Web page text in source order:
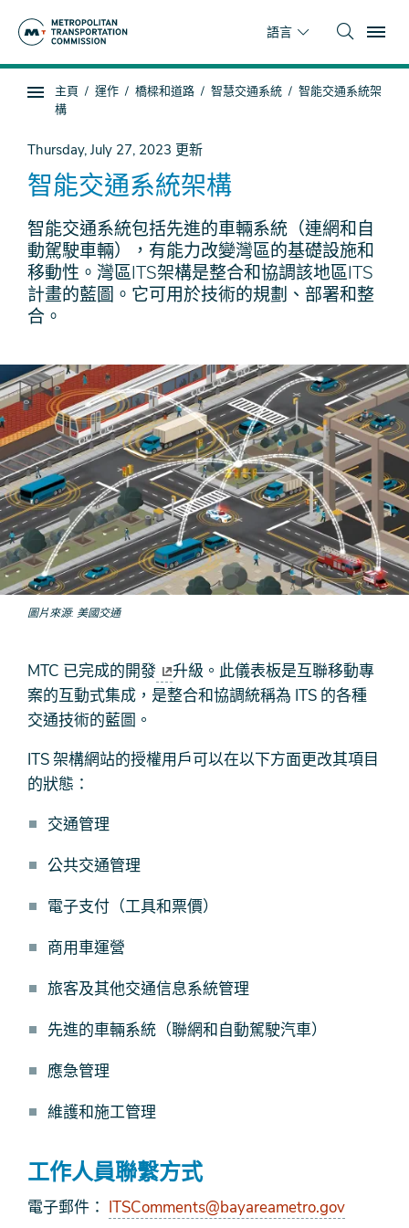
語言
子
面
導
航
你
在
裡
主頁 運作 橋樑和道路 智慧交通系統
智能交通系統架
構
Thursday, July 27, 2023 更新
智能交通系統架構
智能交通系統包括先進的車輛系統（連網和自
動駕駛車輛），有能力改變灣區的基礎設施和
移動性。灣區ITS架構是整合和協調該地區ITS
計畫的藍圖。它可用於技術的規劃、部署和整
合。
圖片來源 美國交通
MTC 已完成的開發
升級。此儀表板是互聯移動專
案的互動式集成，是整合和協調統稱為 ITS 的各種
交通技術的藍圖。
ITS 架構網站的授權用戶可以在以下方面更改其項目
的狀態：
交通管理
公共交通管理
電子支付（工具和票價）
商用車運營
旅客及其他交通信息系統管理
先進的車輛系統（聯網和自動駕駛汽車）
應急管理
維護和施工管理
工作人員聯繫方式
電子郵件： ITSComments@bayareametro.gov